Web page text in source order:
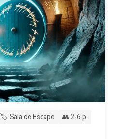
🏷️ Sala de Escape
👥 2-6 p.